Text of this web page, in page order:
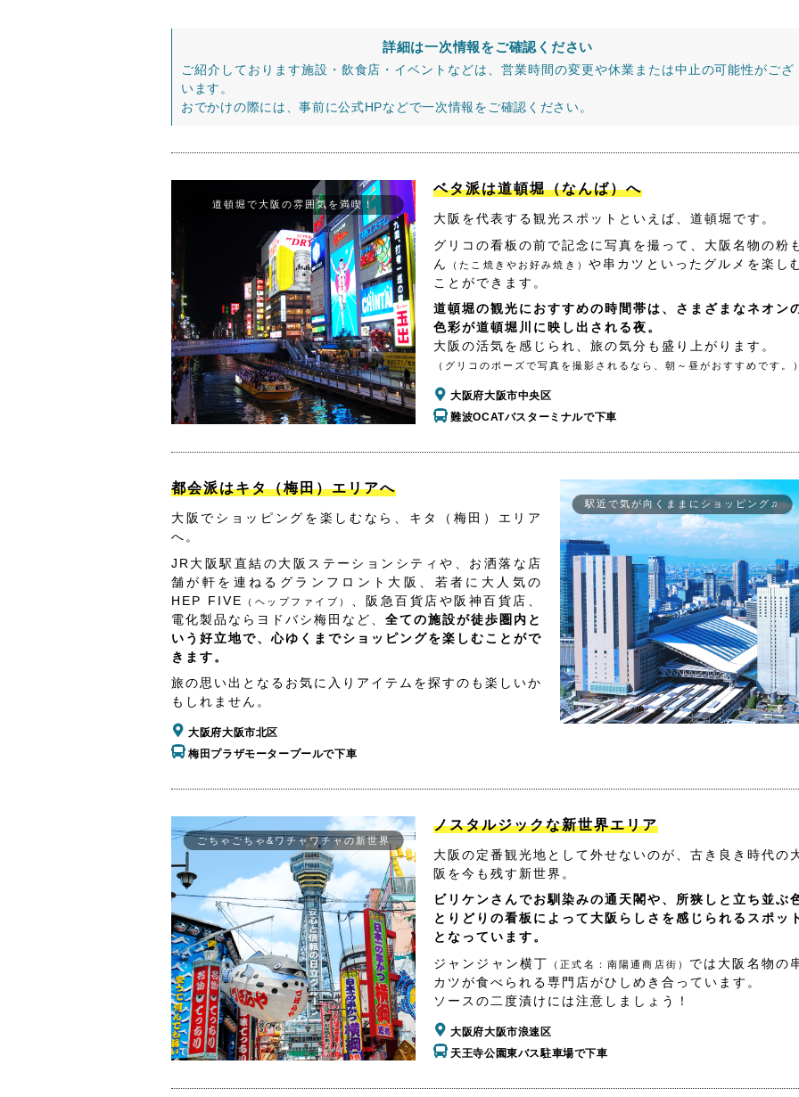
詳細は一次情報をご確認ください
ご紹介しております施設・飲食店・イベントなどは、営業時間の変更や休業または中止の可能性がござ
います。
おでかけの際には、事前に公式HPなどで一次情報をご確認ください。
道頓堀で大阪の雰囲気を満喫！
ベタ派は道頓堀（なんば）へ
大阪を代表する観光スポットといえば、道頓堀です。
グリコの看板の前で記念に写真を撮って、大阪名物の粉
ん
（たこ焼きやお好み焼き） や串カツといったグルメを楽し
ことができます。
道頓堀の観光におすすめの時間帯は、さまざまなネオン
色彩が道頓堀川に映し出される夜。
大阪の活気を感じられ、旅の気分も盛り上がります。
（グリコのポーズで写真を撮影されるなら、朝～昼がおすすめです。
大阪府大阪市中央区
難波OCATバスターミナルで下車
都会派はキタ（梅田）エリアへ
大阪でショッピングを楽しむなら、キタ（梅田）エリア
へ。
JR大阪駅直結の大阪ステーションシティや、お洒落な店
舗が軒を連ねるグランフロント大阪、若者に大人気の
HEP FIVE
（ヘップファイブ）
、阪急百貨店や阪神百貨店、
電化製品ならヨドバシ梅田など、 全ての施設が徒歩圏内と
いう好立地で、心ゆくまでショッピングを楽しむことがで
きます。
旅の思い出となるお気に入りアイテムを探すのも楽しいか
もしれません。
大阪府大阪市北区
梅田プラザモータープールで下車
駅近で気が向くままにショッピング♫
ごちゃごちゃ&ワチャワチャの新世界
ノスタルジックな新世界エリア
大阪の定番観光地として外せないのが、古き良き時代の
阪を今も残す新世界。
ビリケンさんでお馴染みの通天閣や、所狭しと立ち並ぶ
とりどりの看板によって大阪らしさを感じられるスポッ
となっています。
ジャンジャン横丁
（正式名：南陽通商店街） では大阪名物の
カツが食べられる専門店がひしめき合っています。
ソースの二度漬けには注意しましょう！
大阪府大阪市浪速区
天王寺公園東バス駐車場で下車